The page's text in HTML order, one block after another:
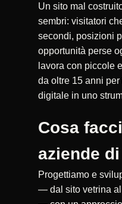
Un sito mal
sembri: visitatori
secondi, posizioni
opportunità perse
lavora con piccole
da oltre 15 anni
digitale in uno
Cosa
aziende
Progettiamo e
— dal sito vetrina